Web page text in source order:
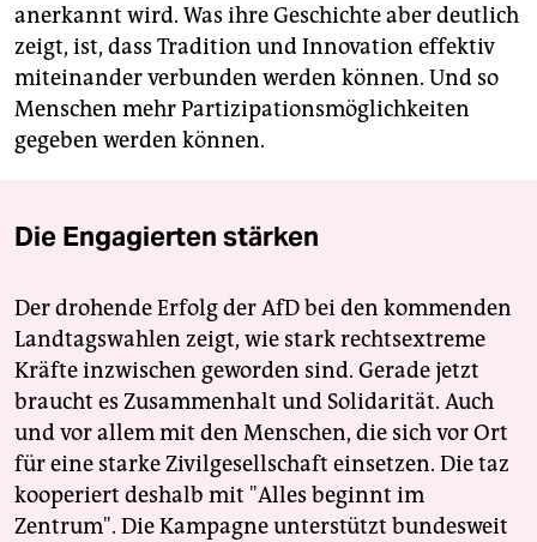
anerkannt wird. Was ihre Geschichte aber deutlich
zeigt, ist, dass ­Tradition und Innovation effektiv
mit­einander verbunden werden können. Und so
Menschen mehr Partizipationsmöglichkeiten
gegeben werden können.
Die Engagierten stärken
Der drohende Erfolg der AfD bei den kommenden
Landtagswahlen zeigt, wie stark rechtsextreme
Kräfte inzwischen geworden sind. Gerade jetzt
braucht es Zusammenhalt und Solidarität. Auch
und vor allem mit den Menschen, die sich vor Ort
für eine starke Zivilgesellschaft einsetzen. Die taz
kooperiert deshalb mit "Alles beginnt im
Zentrum". Die Kampagne unterstützt bundesweit